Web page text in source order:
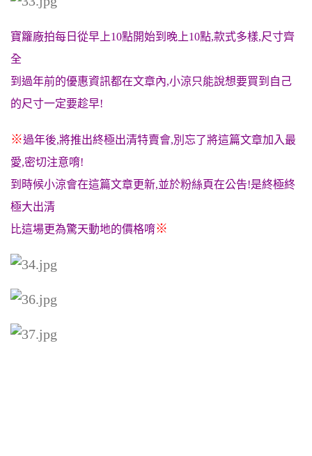
寶籮廠拍每日從早上10點開始到晚上10點,款式多樣,尺寸齊
全
到過年前的優惠資訊都在文章內,小涼只能說想要買到自己
的尺寸一定要趁早!
※過年後,將推出終極出清特賣會,別忘了將這篇文章加入最
愛,密切注意唷!
到時候小涼會在這篇文章更新,並於粉絲頁在公告!是終極終
極大出清
比這場更為驚天動地的價格唷※